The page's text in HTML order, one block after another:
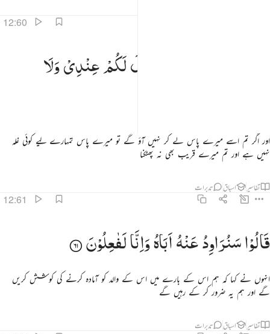
12:60
كَیْلَلَكُمْعِنْدِیْوَلَا
اور اگر تم اسے میرے پاس لے کر نہیں آؤ گے تو میرے پاس تمہارے لیے کوئی غلہ
نہیں ہے اور تم میرے قریب بھی نہ پھٹکنا
تفاسیر اسباق تدبرات
12:61
قالوا سنراود عنه اباه وانا لفاعلون ٦١
قَالُوا۟ سَنُرَٰوِدُ عَنْهُ أَبَاهُ وَإِنَّا لَفَـٰعِلُونَ ٦١
قَالُوْاسَنُرَاوِدُعَنْهُاَبَاهُوَاِنَّالَفٰعِلُوْنَ
انہوں نے کہا کہ ہم اس کے بارے میں اس کے والد کو آمادہ کرنے کی کوشش کریں
گے اور ہم یہ ضرور کر کے رہیں گے
تفاسیر اسباق تدبرات